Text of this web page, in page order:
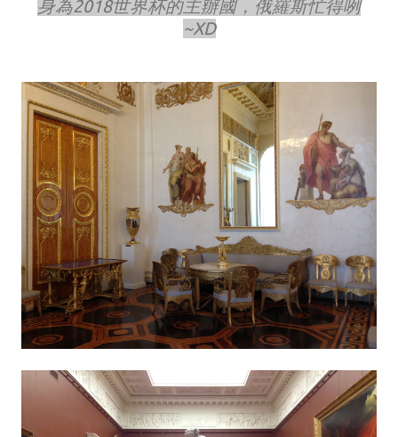
身為2018世界杯的主辦國，俄羅斯忙得咧
~XD